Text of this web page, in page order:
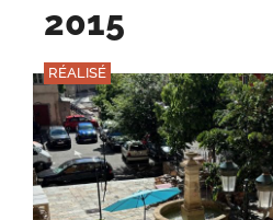
2015
RÉALISÉ